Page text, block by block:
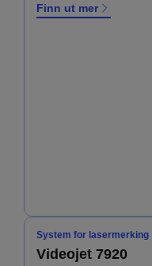
Finn ut mer
System for lasermerking
Videojet 7920